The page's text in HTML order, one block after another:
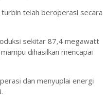
telah beroperasi secara
sekitar 87,4 megawatt
dihasilkan mencapai
dan menyuplai energi